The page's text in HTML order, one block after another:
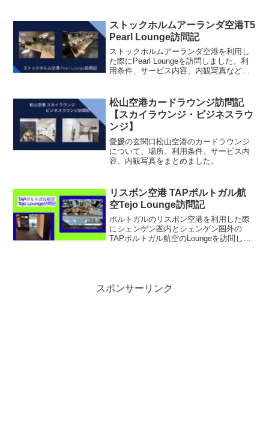
ストックホルムアーランダ空港T5
Pearl Lounge訪問記
ストックホルムアーランダ空港を利用し
た際にPearl Loungeを訪問しました。利
用条件、サービス内容、内観写真などラ
ホルム・アーランダ空港（ARN）は、ス
ウェーデン...
松山空港カードラウンジ訪問記
【スカイラウンジ・ビジネスラウ
ンジ】
愛媛の玄関口松山空港のカードラウンジ
について、場所、利用条件、サービス内
容、内観写真をまとめました。
リスボン空港 TAPポルトガル航
空Tejo Lounge訪問記
ポルトガルのリスボン空港を利用した際
にシェンゲン圏内とシェンゲン圏外の
TAPポルトガル航空のLoungeを訪問しま
スポンサーリンク